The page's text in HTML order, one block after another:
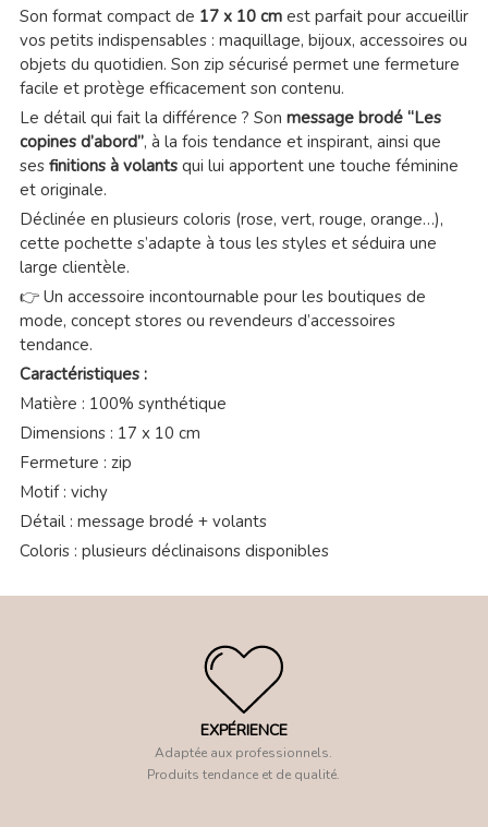
Son format compact de 17 x 10 cmest parfait pour accueillir
vos petits indispensables : maquillage, bijoux, accessoires ou
objets du quotidien. Son zip sécurisé permet une fermeture
facile et protège efficacement son contenu.
Le détail qui fait la différence ? Son message brodé “Les
copines d’abord”, à la fois tendance et inspirant, ainsi que
ses finitions à volantsqui lui apportent une touche féminine
et originale.
Déclinée en plusieurs coloris (rose, vert, rouge, orange…),
cette pochette s’adapte à tous les styles et séduira une
large clientèle.
👉 Un accessoire incontournable pour les boutiques de
mode, concept stores ou revendeurs d’accessoires
tendance.
Caractéristiques :
Matière : 100% synthétique
Dimensions : 17 x 10 cm
Fermeture : zip
Motif : vichy
Détail : message brodé + volants
Coloris : plusieurs déclinaisons disponibles
EXPÉRIENCE
Adaptée aux professionnels.
Produits tendance et de qualité.